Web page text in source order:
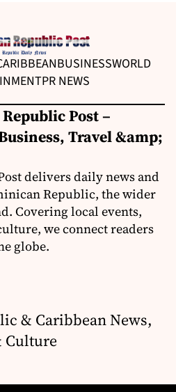
BUSINESSWORLD
PR NEWS
Post –
Travel &amp;
delivers daily news and
Republic, the wider
Covering local events,
we connect readers
globe.
& Caribbean News,
Culture